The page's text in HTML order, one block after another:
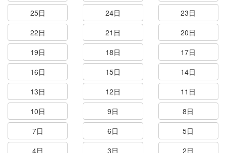
25日
24日
23日
22日
21日
20日
19日
18日
17日
16日
15日
14日
13日
12日
11日
10日
9日
8日
7日
6日
5日
4日
3日
2日